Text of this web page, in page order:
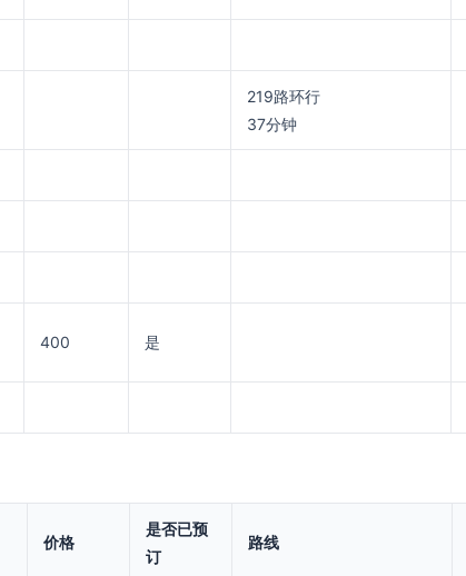
219路环行
37分钟
400 是
价格
是否已预
订
路线